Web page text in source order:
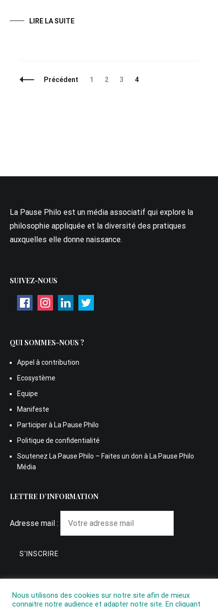
LIRE LA SUITE
NavigationPrécédent Page
1 Page
2 Page
3 Page
4
La Pause Philo est un média associatif qui explore la
philosophie appliquée et la diversité des pratiques
auxquelles elle donne naissance.
SUIVEZ-NOUS
QUI SOMMES-NOUS ?
Appel à contribution
Ecosystème
Equipe
Manifeste
Participer à La Pause Philo
Politique de confidentialité
Soutenez La Pause Philo – Faites un don à La Pause Philo
Média
LETTRE D’INFORMATION
Adresse mail :
Nous utilisons des cookies sur notre site afin de mieux
connaitre notre audience et adapter notre site. En cliquant